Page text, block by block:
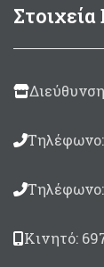
Τηλέφωνο:
Τηλέφωνο:
Κινητό: